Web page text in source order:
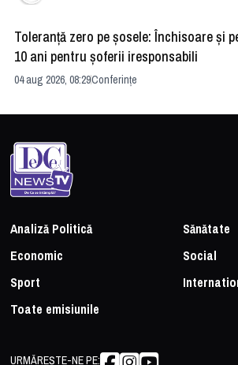
Toleranță zero pe șosele: Închisoare și
10 ani pentru șoferii iresponsabili
04 aug 2026, 08:29Conferințe
Analiză Politică
Sănătate
Economic
Social
Sport
Toate emisiunile
URMĂREȘTE-NE PE: